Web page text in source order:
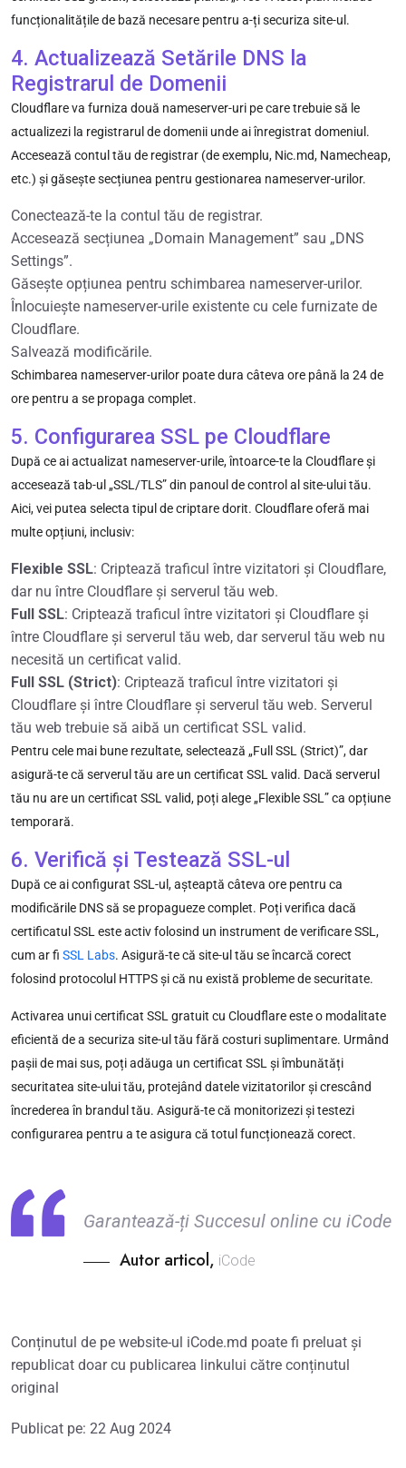
funcționalitățile de bază necesare pentru a-ți securiza site-ul.
4. Actualizează Setările DNS la
Registrarul de Domenii
Cloudflare va furniza două nameserver-uri pe care trebuie să le
actualizezi la registrarul de domenii unde ai înregistrat domeniul.
Accesează contul tău de registrar (de exemplu, Nic.md, Namecheap,
etc.) și găsește secțiunea pentru gestionarea nameserver-urilor.
Conectează-te la contul tău de registrar.
Accesează secțiunea „Domain Management” sau „DNS
Settings”.
Găsește opțiunea pentru schimbarea nameserver-urilor.
Înlocuiește nameserver-urile existente cu cele furnizate de
Cloudflare.
Salvează modificările.
Schimbarea nameserver-urilor poate dura câteva ore până la 24 de
ore pentru a se propaga complet.
5. Configurarea SSL pe Cloudflare
După ce ai actualizat nameserver-urile, întoarce-te la Cloudflare și
accesează tab-ul „SSL/TLS” din panoul de control al site-ului tău.
Aici, vei putea selecta tipul de criptare dorit. Cloudflare oferă mai
multe opțiuni, inclusiv:
Flexible SSL: Criptează traficul între vizitatori și Cloudflare,
dar nu între Cloudflare și serverul tău web.
Full SSL: Criptează traficul între vizitatori și Cloudflare și
între Cloudflare și serverul tău web, dar serverul tău web nu
necesită un certificat valid.
Full SSL (Strict): Criptează traficul între vizitatori și
Cloudflare și între Cloudflare și serverul tău web. Serverul
tău web trebuie să aibă un certificat SSL valid.
Pentru cele mai bune rezultate, selectează „Full SSL (Strict)”, dar
asigură-te că serverul tău are un certificat SSL valid. Dacă serverul
tău nu are un certificat SSL valid, poți alege „Flexible SSL” ca opțiune
temporară.
6. Verifică și Testează SSL-ul
După ce ai configurat SSL-ul, așteaptă câteva ore pentru ca
modificările DNS să se propagueze complet. Poți verifica dacă
certificatul SSL este activ folosind un instrument de verificare SSL,
cum ar fi SSL Labs. Asigură-te că site-ul tău se încarcă corect
folosind protocolul HTTPS și că nu există probleme de securitate.
Activarea unui certificat SSL gratuit cu Cloudflare este o modalitate
eficientă de a securiza site-ul tău fără costuri suplimentare. Urmând
pașii de mai sus, poți adăuga un certificat SSL și îmbunătăți
securitatea site-ului tău, protejând datele vizitatorilor și crescând
încrederea în brandul tău. Asigură-te că monitorizezi și testezi
configurarea pentru a te asigura că totul funcționează corect.
Garantează-ți Succesul online cu iCode
Autor articol, iCode
Conținutul de pe website-ul iCode.md poate fi preluat și
republicat doar cu publicarea linkului către conținutul
original
Publicat pe: 22 Aug 2024